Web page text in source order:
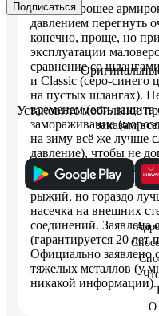
Очень хорошее
давлением перегнуть
конечно, проще, но
эксплуатации
сравнение со
и Classic (серо-синего
на пустых шлангах).
временем (есть защита
замораживание
на зиму всё же лучше
давление), чтобы не
соединений. Хорошо
похуже, чем Gardena
рыжий, но гораздо
насечка на внешних
соединений. Заявлена
(гарантируется 20 лет
Официально заявлено
тяжелых металлов (у
никакой информации).
Подписаться
Установите мобильное
заказам
О